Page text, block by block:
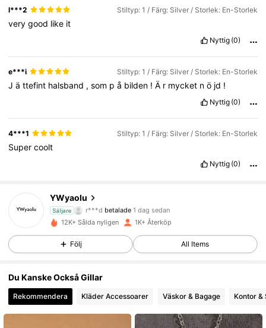
l***2 Stiltyp: 1 / Färg: Silver / Storlek: En-Storlek
verygood like it
Nyttig (0)
e***i Stiltyp: 1 / Färg: Silver / Storlek: En-Storlek
Jättefint halsband ,som på bilden !Ä r mycket nö jd !
Nyttig (0)
4***1 Stiltyp: 1 / Färg: Silver / Storlek: En-Storlek
Supercoolt
Nyttig (0)
YWyaolu
Säljare
r***d
v***4 följde1 dag sedan
4.79 536 Följare
4.79 536 Följare
4.79
12K+ Sålda nyligen 1K+ Återköp
Följ All Items
Du Kanske Också Gillar
Rekommendera Kläder Accessoarer Väskor & Bagage Kontor &